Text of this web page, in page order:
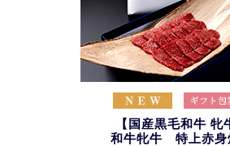
【国産黒毛和牛 牝
和牛牝牛 特上赤身